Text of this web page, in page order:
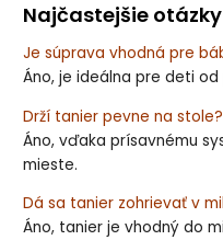
Najčastejšie
Je súprava vhodná pre
Áno, je ideálna pre deti
Drží tanier pevne na stole?
Áno, vďaka prísavnému
mieste.
Dá sa tanier zohrievať v
Áno, tanier je vhodný do